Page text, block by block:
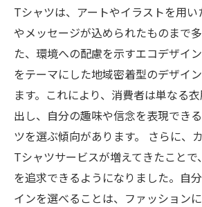
Tシャツは、アートやイラストを用
やメッセージが込められたものまで
た、環境への配慮を示すエコデザイ
をテーマにした地域密着型のデザイ
ます。これにより、消費者は単なる
出し、自分の趣味や信念を表現でき
ツを選ぶ傾向があります。 さらに、
Tシャツサービスが増えてきたこと
を追求できるようになりました。自
インを選べることは、ファッション